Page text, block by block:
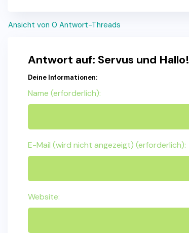
Ansicht von 0 Antwort-Threads
Antwort auf: Servus und Hallo!
Deine Informationen:
Name (erforderlich):
E-Mail (wird nicht angezeigt) (erforderlich):
Website: